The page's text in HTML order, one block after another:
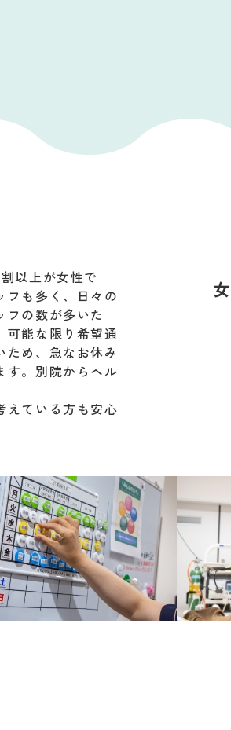
以上が女性で
フも多く、日々の
フの数が多いた
可能な限り希望通
ため、急なお休み
す。別院からヘル
えている方も安心